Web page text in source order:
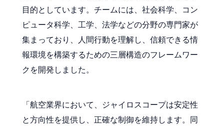
目的としています。チームには、社会科学、コン
ピュータ科学、工学、法学などの分野の専門家が
集まっており、人間行動を理解し、信頼できる情
報環境を構築するための三層構造のフレームワー
クを開発しました。
「航空業界において、ジャイロスコープは安定性
と方向性を提供し、正確な制御を維持します。同